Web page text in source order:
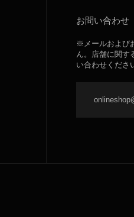
お問い合わせ
※メールおよび
ん。店舗に関す
い合わせくださ